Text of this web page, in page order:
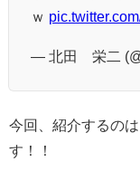
ｗ
— 北田 栄二
今回、紹介するの
す！！